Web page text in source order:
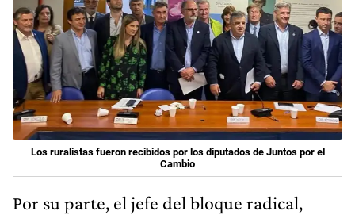
Los ruralistas fueron recibidos por los diputados de Juntos por el
Cambio
Por su parte, el jefe del bloque radical,